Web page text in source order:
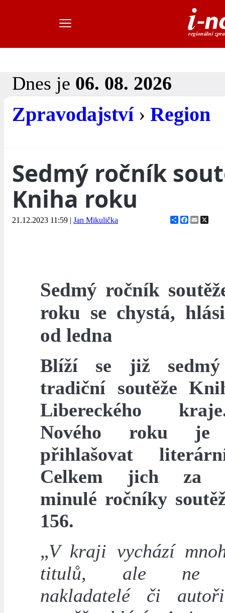
Dnes je 06. 08. 2026
Zpravodajství› Region
Sedmý ročník
Kniha roku
21.12.2023 11:59 | Jan Mikulička ShareFacebook
Email
Sedmý ročník
roku se chystá,
od ledna
Blíží se již
tradiční soutěže
Libereckého
Nového roku je
přihlašovat
Celkem jich za
minulé ročníky
156.
„V kraji vychází
titulů, ale ne
nakladatelé či